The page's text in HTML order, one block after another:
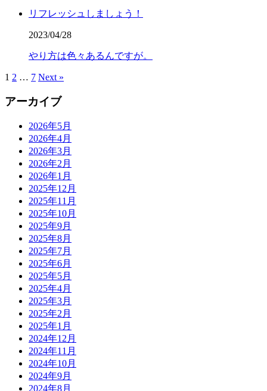
リフレッシュしましょう！
2023/04/28
やり方は色々あるんですが。
1 2 … 7 Next »
アーカイブ
2026年5月
2026年4月
2026年3月
2026年2月
2026年1月
2025年12月
2025年11月
2025年10月
2025年9月
2025年8月
2025年7月
2025年6月
2025年5月
2025年4月
2025年3月
2025年2月
2025年1月
2024年12月
2024年11月
2024年10月
2024年9月
2024年8月